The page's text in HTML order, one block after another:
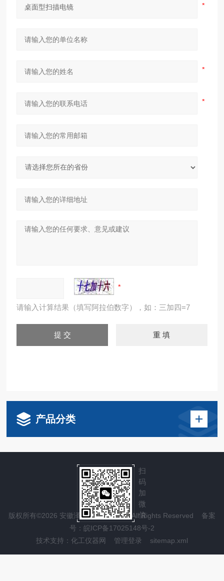
请输入计算结果（填写阿拉伯数字），如：三加四=7
产品分类
版权所有©2026 安徽泽攸科技有限公司 All Rights Reserved 备案
号：皖ICP备17025148号-2
技术支持： 化工仪器网 管理登录 sitemap.xml
扫
码
加
微
信